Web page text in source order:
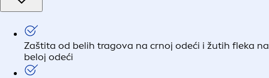
Zaštita od belih tragova na crnoj odeći i žutih fleka na
beloj odeći